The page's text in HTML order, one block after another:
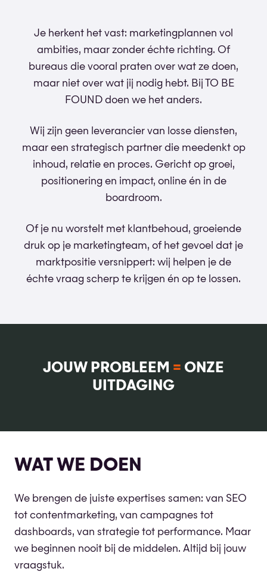
Je herkent het vast: marketingplannen vol
ambities, maar zonder échte richting. Of
bureaus die vooral praten over wat ze doen,
maar niet over wat jij nodig hebt. Bij TO BE
FOUND doen we het anders.
Wij zijn geen leverancier van losse diensten,
maar een strategisch partner die meedenkt op
inhoud, relatie en proces. Gericht op groei,
positionering en impact, online én in de
boardroom.
Of je nu worstelt met klantbehoud, groeiende
druk op je marketingteam, of het gevoel dat je
marktpositie versnippert: wij helpen je de
échte vraag scherp te krijgen én op te lossen.
JOUW PROBLEEM = ONZE
UITDAGING
WAT WE DOEN
We brengen de juiste expertises samen: van SEO
tot contentmarketing, van campagnes tot
dashboards, van strategie tot performance. Maar
we beginnen nooit bij de middelen. Altijd bij jouw
vraagstuk.